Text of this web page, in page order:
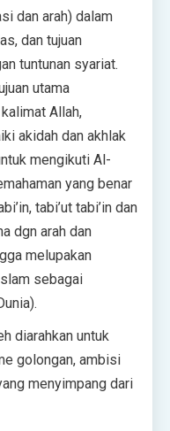
dan arah) dalam
dan tujuan
tuntunan syariat.
utama
Allah,
akidah dan akhlak
mengikuti Al-
yang benar
tabi’ut tabi’in dan
dgn arah dan
melupakan
sebagai
diarahkan untuk
golongan, ambisi
menyimpang dari